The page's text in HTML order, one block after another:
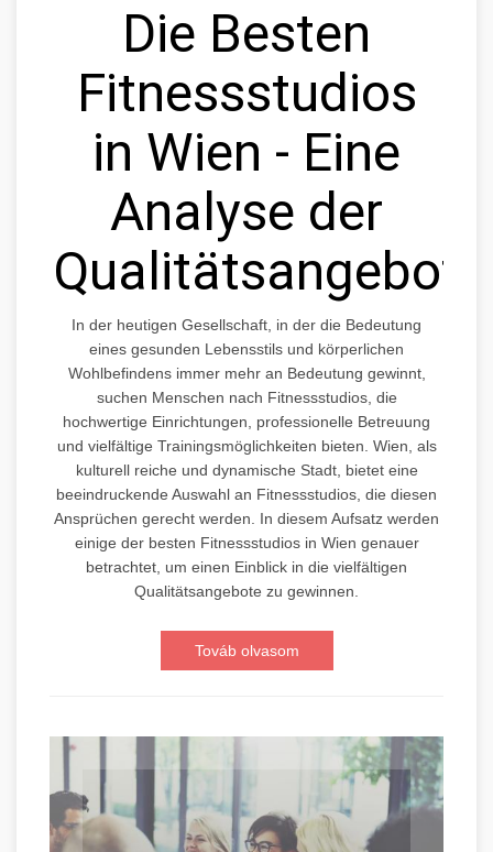
Die Besten
Fitnessstudios
in Wien - Eine
Analyse der
Qualitätsangebote
In der heutigen Gesellschaft, in der die Bedeutung
eines gesunden Lebensstils und körperlichen
Wohlbefindens immer mehr an Bedeutung gewinnt,
suchen Menschen nach Fitnessstudios, die
hochwertige Einrichtungen, professionelle Betreuung
und vielfältige Trainingsmöglichkeiten bieten. Wien, als
kulturell reiche und dynamische Stadt, bietet eine
beeindruckende Auswahl an Fitnessstudios, die diesen
Ansprüchen gerecht werden. In diesem Aufsatz werden
einige der besten Fitnessstudios in Wien genauer
betrachtet, um einen Einblick in die vielfältigen
Qualitätsangebote zu gewinnen.
Továb olvasom